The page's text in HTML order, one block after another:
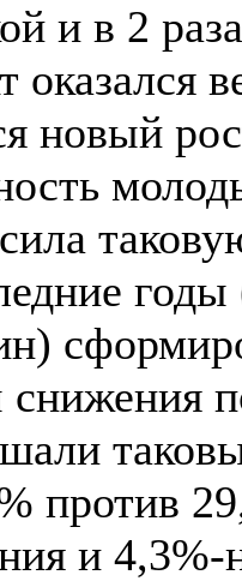
и в 2
оказался
новый
против
и 4,3%-